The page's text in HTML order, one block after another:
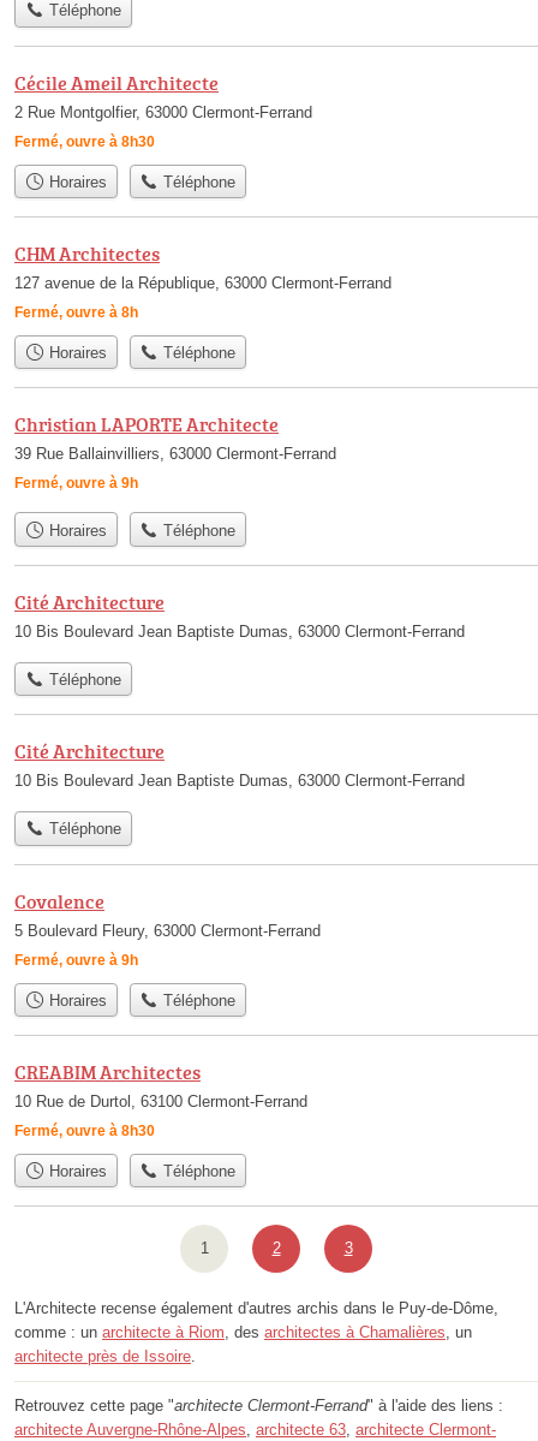
Téléphone
Cécile Ameil Architecte
2 Rue Montgolfier, 63000 Clermont-Ferrand
Fermé, ouvre à 8h30
Horaires Téléphone
CHM Architectes
127 avenue de la République, 63000 Clermont-Ferrand
Fermé, ouvre à 8h
Horaires Téléphone
Christian LAPORTE Architecte
39 Rue Ballainvilliers, 63000 Clermont-Ferrand
Fermé, ouvre à 9h
Horaires Téléphone
Cité Architecture
10 Bis Boulevard Jean Baptiste Dumas, 63000 Clermont-Ferrand
Téléphone
Cité Architecture
10 Bis Boulevard Jean Baptiste Dumas, 63000 Clermont-Ferrand
Téléphone
Covalence
5 Boulevard Fleury, 63000 Clermont-Ferrand
Fermé, ouvre à 9h
Horaires Téléphone
CREABIM Architectes
10 Rue de Durtol, 63100 Clermont-Ferrand
Fermé, ouvre à 8h30
Horaires Téléphone
1 2 3
L'Architecte recense également d'autres archis dans le Puy-de-Dôme,
comme : un architecte à Riom, des architectes à Chamalières, un
architecte près de Issoire.
Retrouvez cette page "architecte Clermont-Ferrand" à l'aide des liens :
architecte Auvergne-Rhône-Alpes, architecte 63, architecte Clermont-